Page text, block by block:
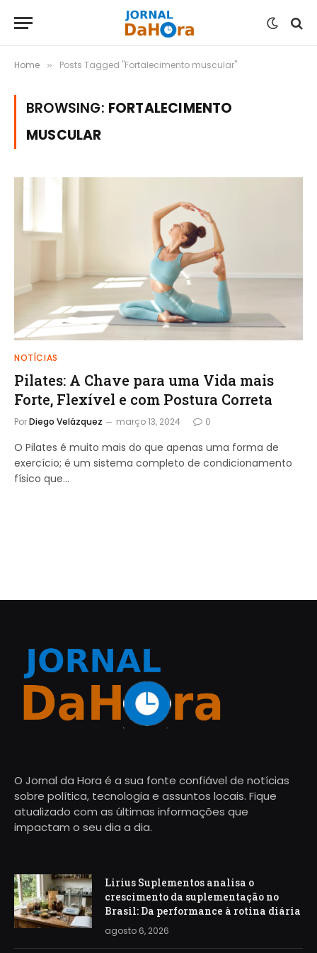
Home » Posts Tagged "Fortalecimento muscular"
BROWSING: FORTALECIMENTO
MUSCULAR
NOTÍCIAS
Pilates: A Chave para uma Vida mais
Forte, Flexível e com Postura Correta
PorDiego Velázquez março 13, 2024 0
O Pilates é muito mais do que apenas uma forma de
exercício; é um sistema completo de condicionamento
físico que…
O Jornal da Hora é a sua fonte confiável de notícias
sobre política, tecnologia e assuntos locais. Fique
atualizado com as últimas informações que
impactam o seu dia a dia.
Lirius Suplementos analisa o
crescimento da suplementação no
Brasil: Da performance à rotina diária
agosto 6, 2026